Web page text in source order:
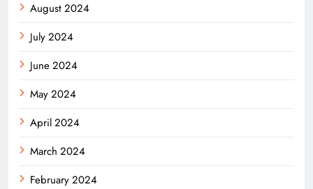
August 2024
July 2024
June 2024
May 2024
April 2024
March 2024
February 2024